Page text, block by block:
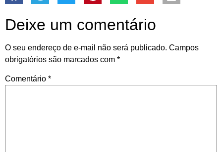
Deixe um comentário
O seu endereço de e-mail não será publicado. Campos
obrigatórios são marcados com *
Comentário *